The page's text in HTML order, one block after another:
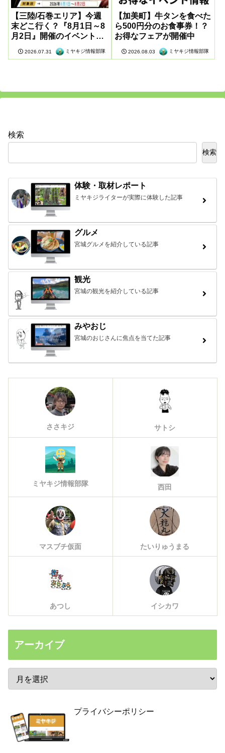
【三陸/石巻エリア】今週
末どこ行く？『8月1日～8
月2日』開催のイベント情
2026.07.31 ミヤキジ情報部隊
【加美町】牛タンを食べた
ら500円分のお食事券！？
お得なフェアが開催中
2026.08.03 ミヤキジ情報部隊
検索
検索
体験・取材レポート
ミヤキジライターが実際に体験した記事
グルメ
宮城グルメを紹介している記事
観光
宮城の観光を紹介している記事
みやおじ
宮城のおじさんに焦点を当てた記事
ささキジ サトシ
ミヤキジ情報部隊 西田
マスブチ仮面 たいりゅうまる
あつし イシカワ
アーカイブ
プライバシーポリシー